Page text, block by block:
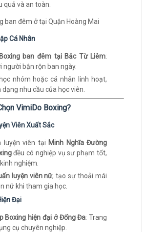
quả và an toàn.
Cá Nhân
ban đêm tại Bắc Từ Liêm:
người bận rộn ban ngày.
nhóm hoặc cá nhân linh hoạt,
nhu cầu của học viên.
VimiDo Boxing?
Viên Xuất Sắc
luyện viên tại Minh Nghĩa Đường
đều có nghiệp vụ sư phạm tốt,
nghiệm.
luyện viên nữ, tạo sự thoải mái
nữ khi tham gia học.
Đại
Boxing hiện đại ở Đống Đa: Trang
cụ chuyên nghiệp.